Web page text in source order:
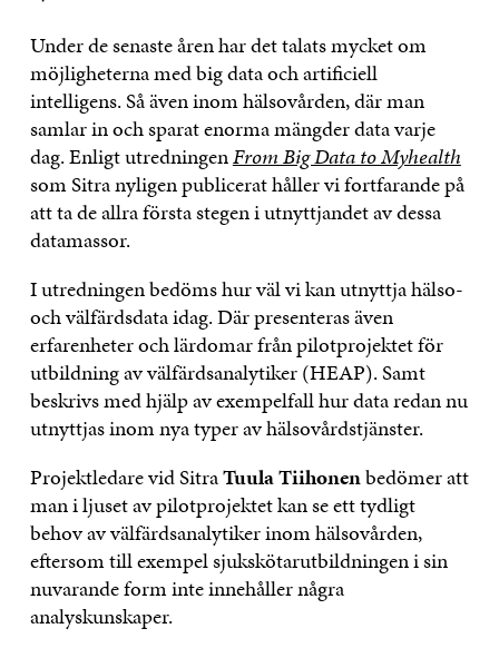
Under de senaste åren har det talats mycket om
möjligheterna med big data och artificiell
intelligens. Så även inom hälsovården, där man
samlar in och sparat enorma mängder data varje
dag. Enligt utredningenFrom Big Data to Myhealth
som Sitra nyligen publicerat håller vi fortfarande på
att ta de allra första stegen i utnyttjandet av dessa
datamassor.
I utredningen bedöms hur väl vi kan utnyttja hälso-
och välfärdsdata idag. Där presenteras även
erfarenheter och lärdomar från pilotprojektet för
utbildning av välfärdsanalytiker (HEAP). Samt
beskrivs med hjälp av exempelfall hur data redan nu
utnyttjas inom nya typer av hälsovårdstjänster.
Projektledare vid SitraTuula Tiihonenbedömer att
man i ljuset av pilotprojektet kan se ett tydligt
behov av välfärdsanalytiker inom hälsovården,
eftersom till exempel sjukskötarutbildningen i sin
nuvarande form inte innehåller några
analyskunskaper.